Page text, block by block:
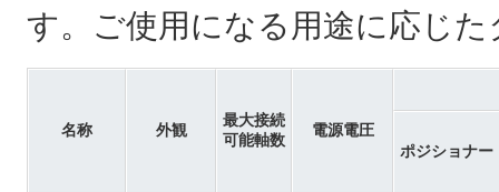
す。ご使用になる用途に応じ
名称 外観
最大接続
可能軸数
電源電圧
ポジショナー